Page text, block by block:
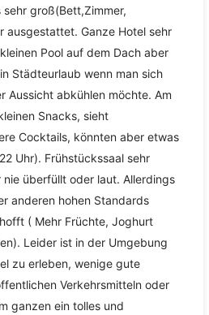
groß(Bett,Zimmer,
ausgestattet. Ganze Hotel sehr
Pool auf dem Dach aber
Städteurlaub wenn man sich
Aussicht abkühlen möchte. Am
Snacks, sieht
Cocktails, könnten aber etwas
Uhr). Frühstückssaal sehr
überfüllt oder laut. Allerdings
anderen hohen Standards
( Mehr Früchte, Joghurt
Leider ist in der Umgebung
zu erleben, wenige gute
Verkehrsmitteln oder
ganzen ein tolles und